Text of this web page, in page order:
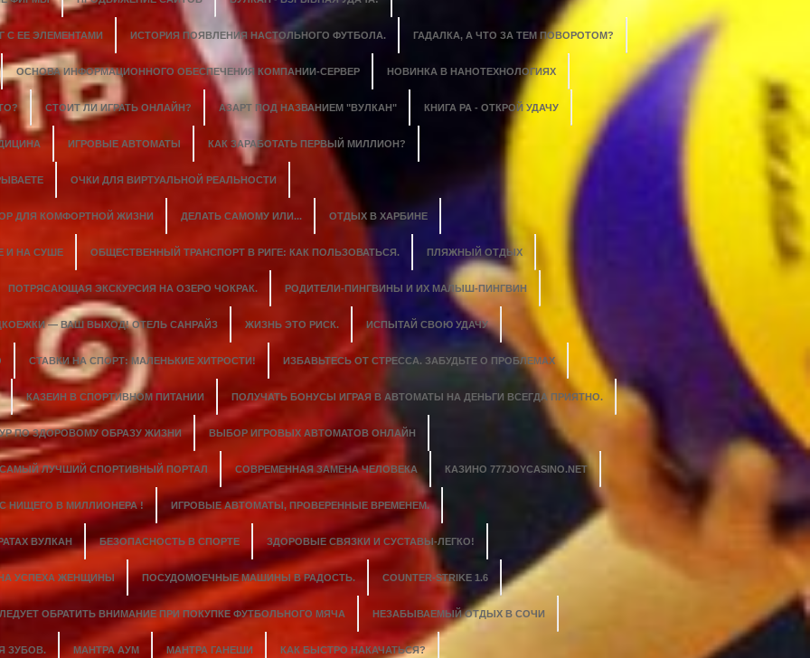
С ЕЕ ЭЛЕМЕНТАМИ ИСТОРИЯ ПОЯВЛЕНИЯ НАСТОЛЬНОГО ФУТБОЛА. ГАДАЛКА, А ЧТО ЗА ТЕМ ПОВОРОТОМ?
ОСНОВА ИНФОРМАЦИОННОГО ОБЕСПЕЧЕНИЯ КОМПАНИИ-СЕРВЕР НОВИНКА В НАНОТЕХНОЛОГИЯХ
СТОИТ ЛИ ИГРАТЬ ОНЛАЙН? АЗАРТ ПОД НАЗВАНИЕМ "ВУЛКАН" КНИГА РА - ОТКРОЙ УДАЧУ
ИГРОВЫЕ АВТОМАТЫ КАК ЗАРАБОТАТЬ ПЕРВЫЙ МИЛЛИОН?
ОЧКИ ДЛЯ ВИРТУАЛЬНОЙ РЕАЛЬНОСТИ
ДЛЯ КОМФОРТНОЙ ЖИЗНИ ДЕЛАТЬ САМОМУ ИЛИ... ОТДЫХ В ХАРБИНЕ
И НА СУШЕ ОБЩЕСТВЕННЫЙ ТРАНСПОРТ В РИГЕ: КАК ПОЛЬЗОВАТЬСЯ. ПЛЯЖНЫЙ ОТДЫХ
ПОТРЯСАЮЩАЯ ЭКСКУРСИЯ НА ОЗЕРО ЧОКРАК. РОДИТЕЛИ-ПИНГВИНЫ И ИХ МАЛЫШ-ПИНГВИН
— ВАШ ВЫХОД! ОТЕЛЬ САНРАЙЗ ЖИЗНЬ ЭТО РИСК. ИСПЫТАЙ СВОЮ УДАЧУ
СТАВКИ НА СПОРТ: МАЛЕНЬКИЕ ХИТРОСТИ! ИЗБАВЬТЕСЬ ОТ СТРЕССА. ЗАБУДЬТЕ О ПРОБЛЕМАХ
КАЗЕИН В СПОРТИВНОМ ПИТАНИИ ПОЛУЧАТЬ БОНУСЫ ИГРАЯ В АВТОМАТЫ НА ДЕНЬГИ ВСЕГДА ПРИЯТНО.
ПО ЗДОРОВОМУ ОБРАЗУ ЖИЗНИ ВЫБОР ИГРОВЫХ АВТОМАТОВ ОНЛАЙН
САМЫЙ ЛУЧШИЙ СПОРТИВНЫЙ ПОРТАЛ СОВРЕМЕННАЯ ЗАМЕНА ЧЕЛОВЕКА КАЗИНО 777JOYCASINO.NET
C НИЩЕГО В МИЛЛИОНЕРА ! ИГРОВЫЕ АВТОМАТЫ, ПРОВЕРЕННЫЕ ВРЕМЕНЕМ.
ВУЛКАН БЕЗОПАСНОСТЬ В СПОРТЕ ЗДОРОВЫЕ СВЯЗКИ И СУСТАВЫ-ЛЕГКО!
УСПЕХА ЖЕНЩИНЫ ПОСУДОМОЕЧНЫЕ МАШИНЫ В РАДОСТЬ. COUNTER-STRIKE 1.6
ОБРАТИТЬ ВНИМАНИЕ ПРИ ПОКУПКЕ ФУТБОЛЬНОГО МЯЧА НЕЗАБЫВАЕМЫЙ ОТДЫХ В СОЧИ
ЗУБОВ. МАНТРА АУМ МАНТРА ГАНЕШИ КАК БЫСТРО НАКАЧАТЬСЯ?